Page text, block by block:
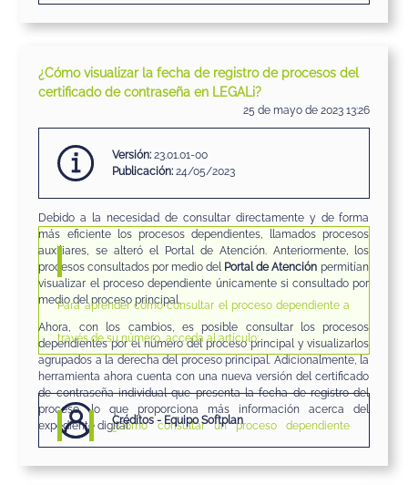
¿Cómo visualizar la fecha de registro de procesos del
certificado de contraseña en LEGALi?
25 de mayo de 2023 13:26
Versión: 23.01.01-00
Publicación: 24/05/2023
Debido a la necesidad de consultar directamente y de forma
más eficiente los procesos dependientes, llamados procesos
auxiliares, se alteró el Portal de Atención. Anteriormente, los
procesos consultados por medio del Portal de Atención permitían
visualizar el proceso dependiente únicamente si consultado por
medio del proceso principal.
Ahora, con los cambios, es posible consultar los procesos
dependientes por el número del proceso principal y visualizarlos
agrupados a la derecha del proceso principal. Adicionalmente, la
herramienta ahora cuenta con una nueva versión del certificado
de contraseña individual que presenta la fecha de registro del
proceso, lo que proporciona más información acerca del
expediente digital.
registro de procesos en el certificado de contraseña. Continúe la
Para aprender cómo consultar el proceso dependiente a
través de su número, acceda al artículo:
¿Cómo consultar un proceso dependiente
Créditos - Equipo Softplan